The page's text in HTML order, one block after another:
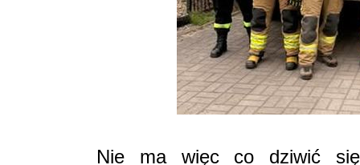
Nie ma więc co dziwić